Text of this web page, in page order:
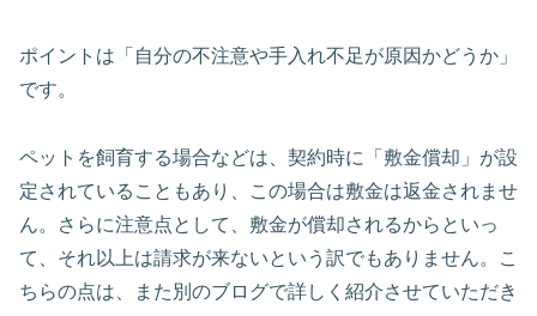
ポイントは「自分の不注意や手入れ不足が原因かどうか」
です。
ペットを飼育する場合などは、契約時に「敷金償却」が設
定されていることもあり、この場合は敷金は返金されませ
ん。さらに注意点として、敷金が償却されるからといっ
て、それ以上は請求が来ないという訳でもありません。こ
ちらの点は、また別のブログで詳しく紹介させていただき